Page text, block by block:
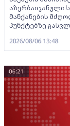
აზერბაიჯანული
მანქანების
პუნქტებზე
2026/08/06 13:48
06:21